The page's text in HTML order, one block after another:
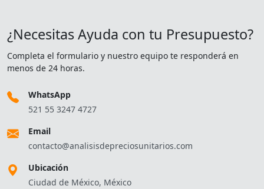
¿Necesitas Ayuda con tu Presupuesto?
Completa el formulario y nuestro equipo te responderá en
menos de 24 horas.
WhatsApp
521 55 3247 4727
Email
contacto@analisisdepreciosunitarios.com
Ubicación
Ciudad de México, México